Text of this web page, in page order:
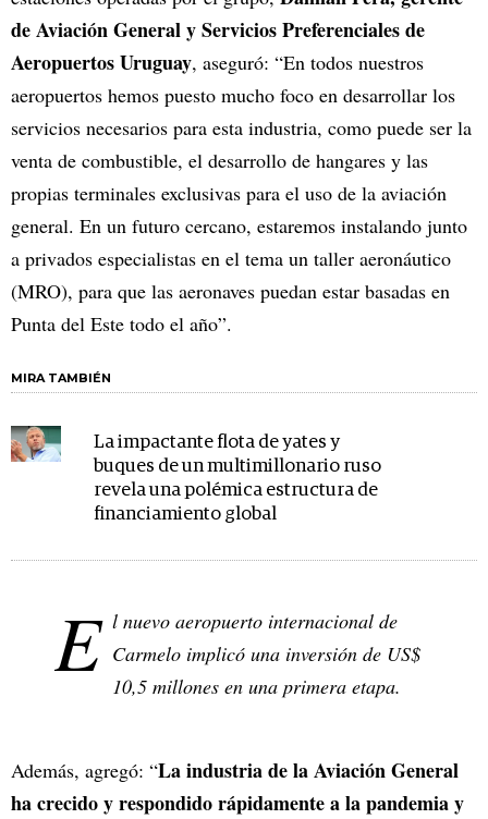
de Aviación General y Servicios Preferenciales de
Aeropuertos Uruguay, aseguró: “En todos nuestros
aeropuertos hemos puesto mucho foco en desarrollar los
servicios necesarios para esta industria, como puede ser la
venta de combustible, el desarrollo de hangares y las
propias terminales exclusivas para el uso de la aviación
general. En un futuro cercano, estaremos instalando junto
a privados especialistas en el tema un taller aeronáutico
(MRO), para que las aeronaves puedan estar basadas en
Punta del Este todo el año”.
MIRA TAMBIÉN
La impactante flota de yates y
buques de un multimillonario ruso
revela una polémica estructura de
financiamiento global
E l nuevo aeropuerto internacional de
Carmelo implicó una inversión de US$
10,5 millones en una primera etapa.
Además, agregó: “La industria de la Aviación General
ha crecido y respondido rápidamente a la pandemia y